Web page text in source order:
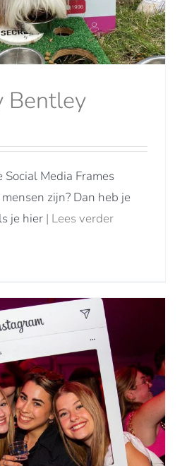
Bentley
Social Media Frames
zijn? Dan heb je
je hier | Lees verder